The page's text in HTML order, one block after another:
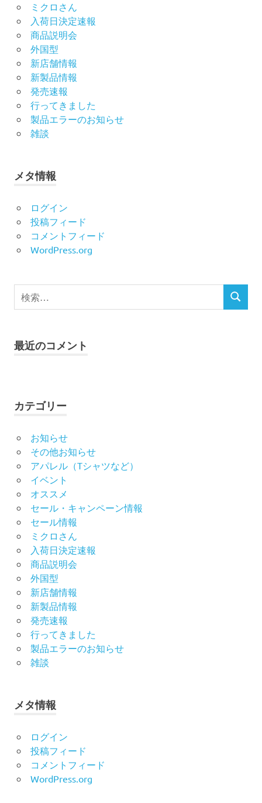
ミクロさん
入荷日決定速報
商品説明会
外国型
新店舗情報
新製品情報
発売速報
行ってきました
製品エラーのお知らせ
雑談
メタ情報
ログイン
投稿フィード
コメントフィード
WordPress.org
検
索
検
最近のコメント
カテゴリー
お知らせ
その他お知らせ
アパレル（Tシャツなど）
イベント
オススメ
セール・キャンペーン情報
セール情報
ミクロさん
入荷日決定速報
商品説明会
外国型
新店舗情報
新製品情報
発売速報
行ってきました
製品エラーのお知らせ
雑談
メタ情報
ログイン
投稿フィード
コメントフィード
WordPress.org